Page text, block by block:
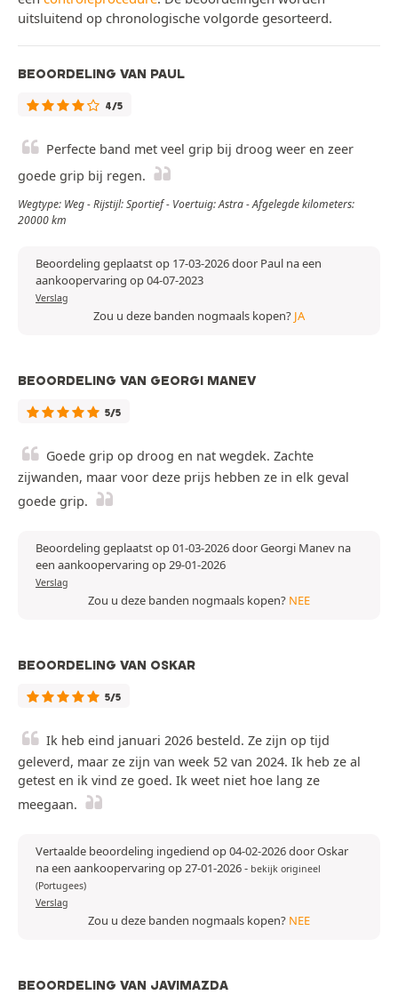
uitsluitend op chronologische volgorde gesorteerd.
BEOORDELING VAN PAUL
4/5
Perfecte band met veel grip bij droog weer en zeer
goede grip bij regen.
Wegtype: Weg - Rijstijl: Sportief - Voertuig: Astra - Afgelegde kilometers:
20000 km
Beoordeling geplaatst op 17-03-2026 door Paul na een
aankoopervaring op 04-07-2023
Verslag
Zou u deze banden nogmaals kopen? JA
BEOORDELING VAN GEORGI MANEV
5/5
Goede grip op droog en nat wegdek. Zachte
zijwanden, maar voor deze prijs hebben ze in elk geval
goede grip.
Beoordeling geplaatst op 01-03-2026 door Georgi Manev na
een aankoopervaring op 29-01-2026
Verslag
Zou u deze banden nogmaals kopen? NEE
BEOORDELING VAN OSKAR
5/5
Ik heb eind januari 2026 besteld. Ze zijn op tijd
geleverd, maar ze zijn van week 52 van 2024. Ik heb ze al
getest en ik vind ze goed. Ik weet niet hoe lang ze
meegaan.
Vertaalde beoordeling ingediend op 04-02-2026 door Oskar
na een aankoopervaring op 27-01-2026- bekijk origineel
(Portugees)
Verslag
Zou u deze banden nogmaals kopen? NEE
BEOORDELING VAN JAVIMAZDA